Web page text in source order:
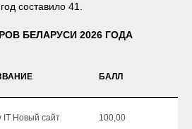
составило 41.
БЕЛАРУСИ 2026 ГОДА
БАЛЛ
IT Новый сайт 100,00